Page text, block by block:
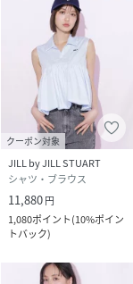
クーポン対象
JILL by JILL STUART
シャツ・ブラウス
11,880円
1,080ポイント(10%ポイン
トバック)